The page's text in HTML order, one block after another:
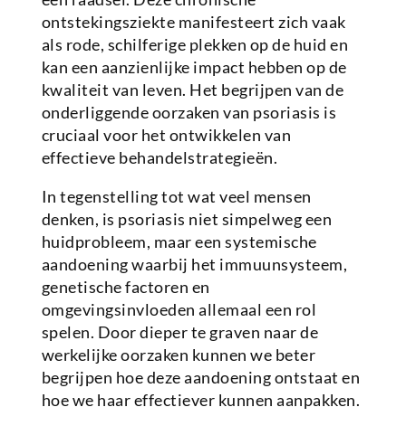
ontstekingsziekte manifesteert zich vaak
als rode, schilferige plekken op de huid en
kan een aanzienlijke impact hebben op de
kwaliteit van leven. Het begrijpen van de
onderliggende oorzaken van psoriasis is
cruciaal voor het ontwikkelen van
effectieve behandelstrategieën.
In tegenstelling tot wat veel mensen
denken, is psoriasis niet simpelweg een
huidprobleem, maar een systemische
aandoening waarbij het immuunsysteem,
genetische factoren en
omgevingsinvloeden allemaal een rol
spelen. Door dieper te graven naar de
werkelijke oorzaken kunnen we beter
begrijpen hoe deze aandoening ontstaat en
hoe we haar effectiever kunnen aanpakken.